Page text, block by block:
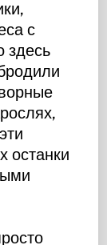
с
здесь
останки